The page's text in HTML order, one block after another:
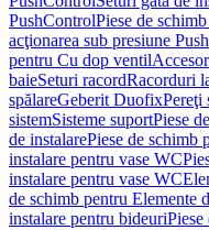
PushControlPiese de
acţionarea sub presiune
pentru Cu dop ventil
baieSeturi racordRacorduri
spălareGeberit DuofixPereţi
sistemSisteme suportPiese
de instalarePiese de schimb
instalare pentru vase WC
instalare pentru vase WC
de schimb pentru Elemente
instalare pentru bideuriPiese